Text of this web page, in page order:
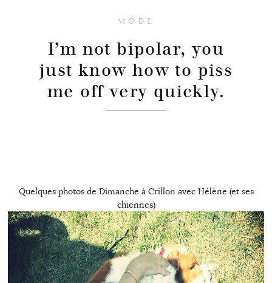
MODE
I’m not bipolar, you
just know how to piss
me off very quickly.
Quelques photos de Dimanche à Crillon avec Hélène (et ses
chiennes)